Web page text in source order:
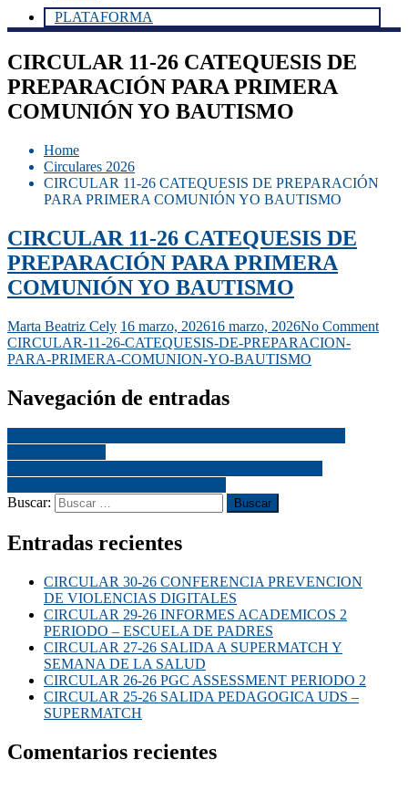
PLATAFORMA
CIRCULAR 11-26 CATEQUESIS DE
PREPARACIÓN PARA PRIMERA
COMUNIÓN YO BAUTISMO
Home
Circulares 2026
CIRCULAR 11-26 CATEQUESIS DE PREPARACIÓN
PARA PRIMERA COMUNIÓN YO BAUTISMO
CIRCULAR 11-26 CATEQUESIS DE
PREPARACIÓN PARA PRIMERA
COMUNIÓN YO BAUTISMO
Marta Beatriz Cely 16 marzo, 202616 marzo, 2026No Comment
CIRCULAR-11-26-CATEQUESIS-DE-PREPARACION-
PARA-PRIMERA-COMUNION-YO-BAUTISMO
Navegación de entradas
Buscar:
Entradas recientes
CIRCULAR 30-26 CONFERENCIA PREVENCION
DE VIOLENCIAS DIGITALES
CIRCULAR 29-26 INFORMES ACADEMICOS 2
PERIODO – ESCUELA DE PADRES
CIRCULAR 27-26 SALIDA A SUPERMATCH Y
SEMANA DE LA SALUD
CIRCULAR 26-26 PGC ASSESSMENT PERIODO 2
CIRCULAR 25-26 SALIDA PEDAGOGICA UDS –
SUPERMATCH
Comentarios recientes